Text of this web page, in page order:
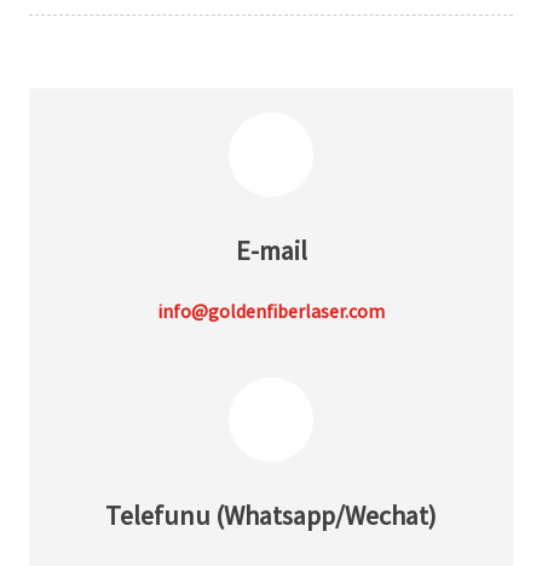
E-mail
info@goldenfiberlaser.com
Telefunu (Whatsapp/Wechat)